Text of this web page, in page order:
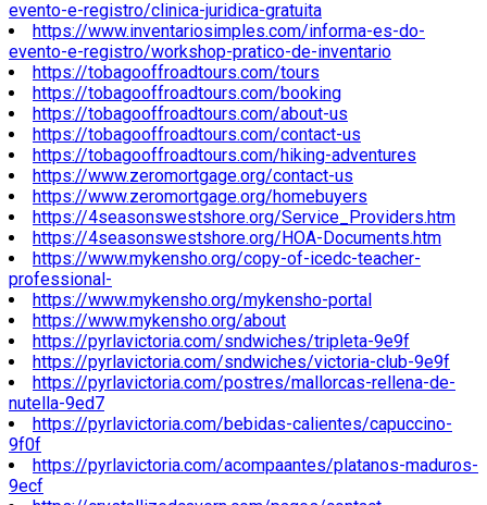
evento-e-registro/clinica-juridica-gratuita
https://www.inventariosimples.com/informa-es-do-
evento-e-registro/workshop-pratico-de-inventario
https://tobagooffroadtours.com/tours
https://tobagooffroadtours.com/booking
https://tobagooffroadtours.com/about-us
https://tobagooffroadtours.com/contact-us
https://tobagooffroadtours.com/hiking-adventures
https://www.zeromortgage.org/contact-us
https://www.zeromortgage.org/homebuyers
https://4seasonswestshore.org/Service_Providers.htm
https://4seasonswestshore.org/HOA-Documents.htm
https://www.mykensho.org/copy-of-icedc-teacher-
professional-
https://www.mykensho.org/mykensho-portal
https://www.mykensho.org/about
https://pyrlavictoria.com/sndwiches/tripleta-9e9f
https://pyrlavictoria.com/sndwiches/victoria-club-9e9f
https://pyrlavictoria.com/postres/mallorcas-rellena-de-
nutella-9ed7
https://pyrlavictoria.com/bebidas-calientes/capuccino-
9f0f
https://pyrlavictoria.com/acompaantes/platanos-maduros-
9ecf